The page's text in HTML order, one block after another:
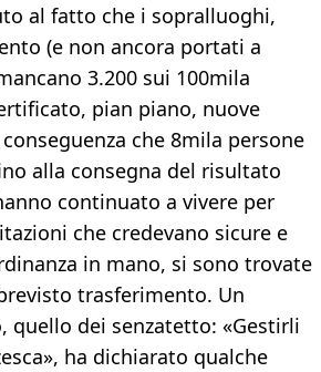
al fatto che i sopralluoghi,
(e non ancora portati a
3.200 sui 100mila
pian piano, nuove
che 8mila persone
alla consegna del risultato
continuato a vivere per
che credevano sicure e
in mano, si sono trovate
trasferimento. Un
quello dei senzatetto: «Gestirli
ha dichiarato qualche